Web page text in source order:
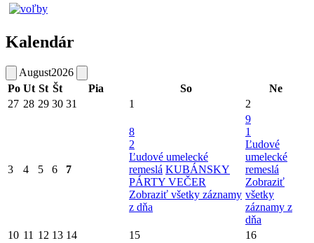
Kalendár
August2026
Po Ut St Št Pia So
Ne
27 28 29 30 31 1 2
3 4 5 6 7
8
2
Ľudové umelecké
remeslá KUBÁNSKY
PÁRTY VEČER
Zobraziť všetky záznamy
z dňa
9
1
Ľudové
umelecké
remeslá
Zobraziť
všetky
záznamy z
dňa
10 11 12 13 14 15
16